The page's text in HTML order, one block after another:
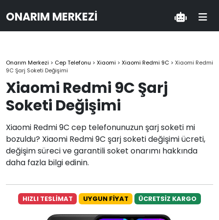
ONARIM MERKEZI
Onarım Merkezi > Cep Telefonu > Xiaomi > Xiaomi Redmi 9C > Xiaomi Redmi
9C Şarj Soketi Değişimi
Xiaomi Redmi 9C Şarj
Soketi Değişimi
Xiaomi Redmi 9C cep telefonunuzun şarj soketi mi
bozuldu? Xiaomi Redmi 9C şarj soketi değişimi ücreti,
değişim süreci ve garantili soket onarımı hakkında
daha fazla bilgi edinin.
HIZLI TESLİMAT UYGUN FİYAT ÜCRETSİZ KARGO